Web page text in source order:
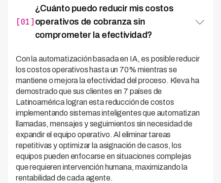
[01]
¿Cuánto puedo reducir mis costos
operativos de cobranza sin
comprometer la efectividad?
Con la automatización basada en IA, es posible reducir
los costos operativos hasta un 70% mientras se
mantiene o mejora la efectividad del proceso. Kleva ha
demostrado que sus clientes en 7 países de
Latinoamérica logran esta reducción de costos
implementando sistemas inteligentes que automatizan
llamadas, mensajes y seguimientos sin necesidad de
expandir el equipo operativo. Al eliminar tareas
repetitivas y optimizar la asignación de casos, los
equipos pueden enfocarse en situaciones complejas
que requieren intervención humana, maximizando la
rentabilidad de cada agente.